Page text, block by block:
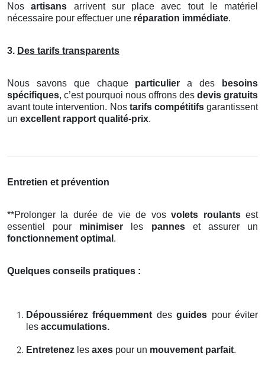
Nosartisans arrivent sur place avec tout le matériel
nécessaire pour effectuer une réparation immédiate.
3. Des tarifs transparents
Nous savons que chaque particulier a des
besoins
spécifiques, c’est pourquoi nous offrons des devis gratuits
avant toute intervention. Nos tarifs compétitifsgarantissent
un excellent rapport qualité-prix.
Entretien et prévention
**Prolonger la durée de vie de vosvolets roulantsest
essentiel pour minimiser les panneset assurer un
fonctionnement optimal .
Quelques conseils pratiques :
Dépoussiérez fréquemment desguides pour éviter
les accumulations.
Entretenez les axes pour un mouvement parfait.